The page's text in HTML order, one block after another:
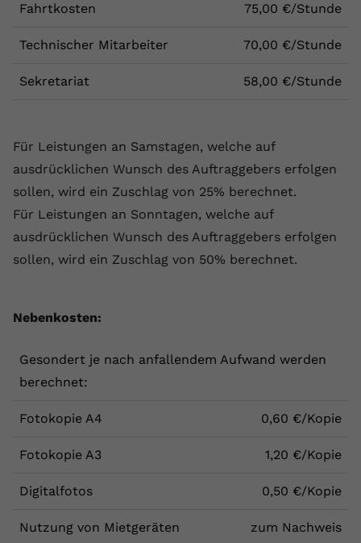
Fahrtkosten 75,00 €/Stunde
Technischer Mitarbeiter 70,00 €/Stunde
Sekretariat 58,00 €/Stunde
Für Leistungen an Samstagen, welche auf
ausdrücklichen Wunsch des Auftraggebers erfolgen
sollen, wird ein Zuschlag von 25% berechnet.
Für Leistungen an Sonntagen, welche auf
ausdrücklichen Wunsch des Auftraggebers erfolgen
sollen, wird ein Zuschlag von 50% berechnet.
Nebenkosten:
Gesondert je nach anfallendem Aufwand werden
berechnet:
Fotokopie A4 0,60 €/Kopie
Fotokopie A3 1,20 €/Kopie
Digitalfotos 0,50 €/Kopie
Nutzung von Mietgeräten zum Nachweis